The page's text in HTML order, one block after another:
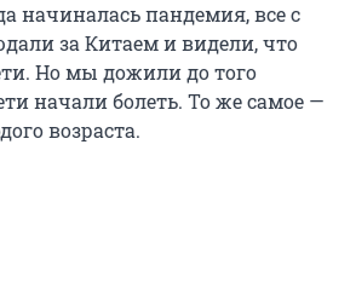
начиналась пандемия, все с
за Китаем и видели, что
Но мы дожили до того
начали болеть. То же самое —
возраста.